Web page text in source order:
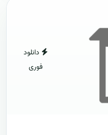
دانلود
فوری